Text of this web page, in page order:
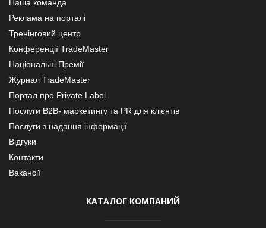
Наша команда
Реклама на порталі
Тренінговий центр
Конференції TradeMaster
Національні Премії
Журнал TradeMaster
Портал про Private Label
Послуги В2В- маркетингу та PR для клієнтів
Послуги з надання інформації
Відгуки
Контакти
Вакансії
КАТАЛОГ КОМПАНИЙ